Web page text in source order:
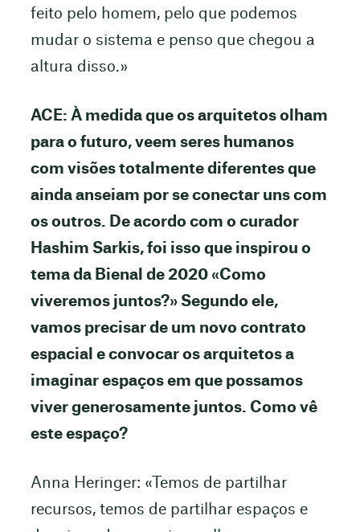
feito pelo homem, pelo que podemos
mudar o sistema e penso que chegou a
altura disso.»
ACE: À medida que os arquitetos olham
para o futuro, veem seres humanos
com visões totalmente diferentes que
ainda anseiam por se conectar uns com
os outros. De acordo com o curador
Hashim Sarkis, foi isso que inspirou o
tema da Bienal de 2020 «Como
viveremos juntos?» Segundo ele,
vamos precisar de um novo contrato
espacial e convocar os arquitetos a
imaginar espaços em que possamos
viver generosamente juntos. Como vê
este espaço?
Anna Heringer: «Temos de partilhar
recursos, temos de partilhar espaços e